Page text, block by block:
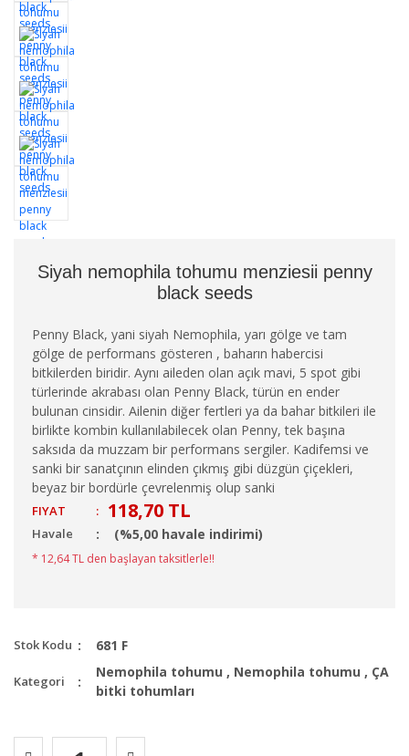
Siyah nemophila tohumu menziesii penny
black seeds
Penny Black, yani siyah Nemophila, yarı gölge ve tam
gölge de performans gösteren , baharın habercisi
bitkilerden biridir. Aynı aileden olan açık mavi, 5 spot gibi
türlerinde akrabası olan Penny Black, türün en ender
bulunan cinsidir. Ailenin diğer fertleri ya da bahar bitkileri ile
birlikte kombin kullanılabilecek olan Penny, tek başına
saksıda da muzzam bir performans sergiler. Kadifemsi ve
sanki bir sanatçının elinden çıkmış gibi düzgün çiçekleri,
beyaz bir bordürle çevrelenmiş olup sanki
FIYAT : 118,70 TL
Havale (%5,00 havale indirimi)
* 12,64 TL den başlayan taksitlerle!!
Stok Kodu 681 F
Kategori
Nemophila tohumu , Nemophila tohumu , ÇA
bitki tohumları